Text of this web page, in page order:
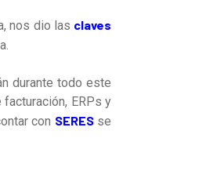
nos dio las claves
durante todo este
ERPs y
con SERESse